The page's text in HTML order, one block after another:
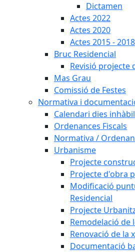
Dictamen
Actes 2022
Actes 2020
Actes 2015 - 2018
Bruc Residencial
Revisió projecte
Mas Grau
Comissió de Festes
Normativa i
Calendari dies
Ordenances Fiscals
Normativa /
Urbanisme
Projecte
Projecte d'obra
Modificació
Residencial
Projecte
Remodelació de
Renovació de la
Documentació